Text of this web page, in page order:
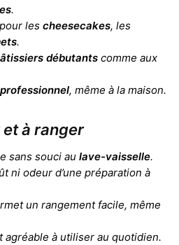
.
les cheesecakes, les
.
débutants comme aux
, même à la maison.
à ranger
sans souci au lave-vaisselle.
ni odeur d’une préparation à
un rangement facile, même
agréable à utiliser au quotidien.